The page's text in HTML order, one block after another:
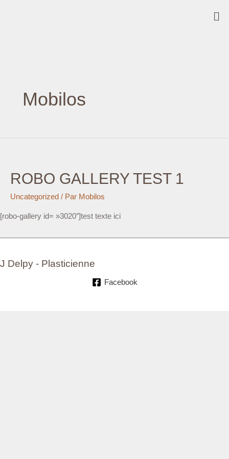
Mobilos
ROBO GALLERY TEST 1
Uncategorized / Par Mobilos
[robo-gallery id= »3020″]test texte ici
J Delpy - Plasticienne
Facebook